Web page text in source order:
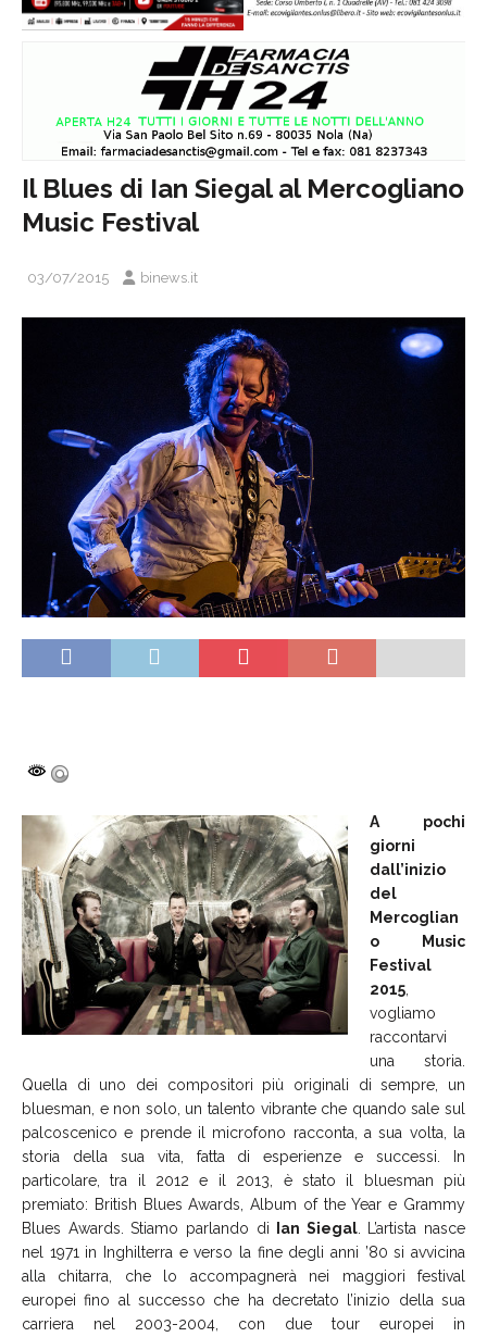
Il Blues di Ian Siegal al Mercogliano
Music Festival
03/07/2015 binews.it
A pochi
giorni
dall’inizio
del
Mercoglian
o Music
Festival
2015
vogliamo
raccontarvi
una storia.
Quella di uno dei compositori più originali di sempre, un
bluesman, e non solo, un talento vibrante che quando sale sul
palcoscenico e prende il microfono racconta, a sua volta, la
storia della sua vita, fatta di esperienze e successi. In
particolare, tra il 2012 e il 2013, è stato il bluesman più
premiato: British Blues Awards, Album of the Year e Grammy
Blues Awards. Stiamo parlando di
Ian Siegal. L’artista nasce
nel 1971 in Inghilterra e verso la fine degli anni ’80 si avvicina
alla chitarra, che lo accompagnerà nei maggiori festival
europei fino al successo che ha decretato l’inizio della sua
carriera nel 2003-2004, con due tour europei in